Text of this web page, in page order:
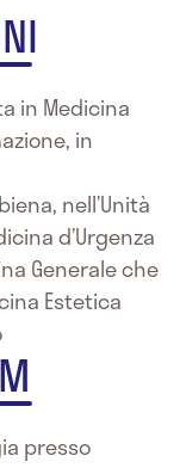
in Medicina
in
nell’Unità
d’Urgenza
Generale che
Estetica
presso